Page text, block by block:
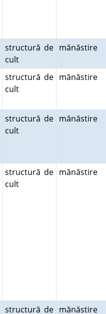
structură de
cult
mănăstire
structură de
cult
mănăstire
structură de
cult
mănăstire
structură de
cult
mănăstire
structură de mănăstire